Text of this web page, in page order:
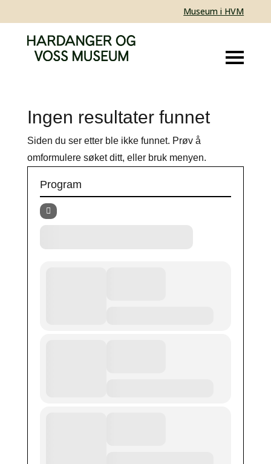
Museum i HVM
Ingen resultater funnet
Siden du ser etter ble ikke funnet. Prøv å
omformulere søket ditt, eller bruk menyen.
Program